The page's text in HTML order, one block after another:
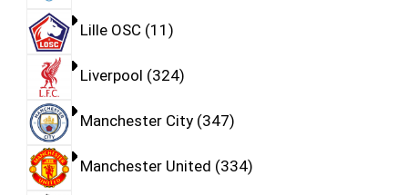
Lille OSC 11
Liverpool 324
Manchester City 347
Manchester United 334